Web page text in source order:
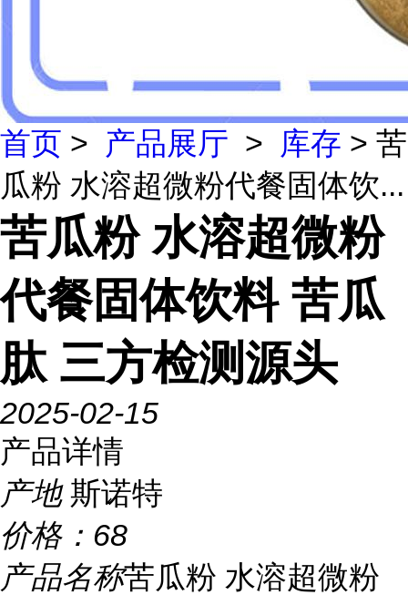
首页 > 产品展厅 > 库存 > 苦
瓜粉 水溶超微粉代餐固体饮...
苦瓜粉 水溶超微粉
代餐固体饮料 苦瓜
肽 三方检测源头
2025-02-15
产品详情
产地 斯诺特
价格： 68
产品名称苦瓜粉 水溶超微粉